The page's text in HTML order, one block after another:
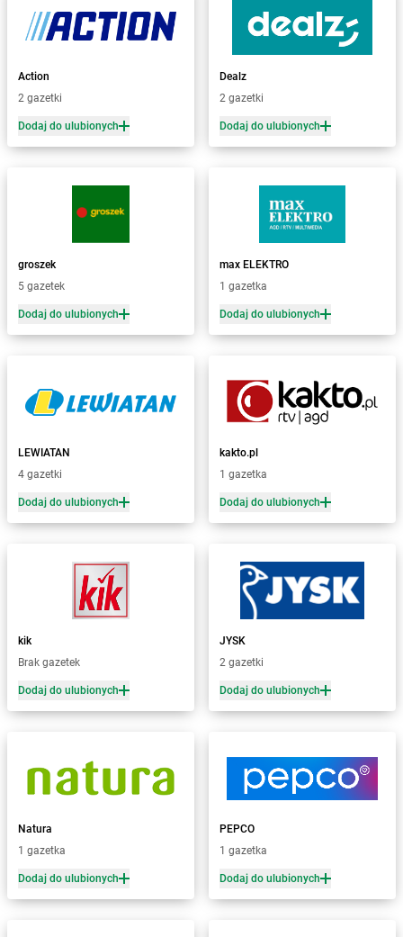
Żabka Baranowo
Żabka Barcin
Żabka
Żabka Barlinek
Żabka Barniewice
Żabka Bartąg
Baruchowo
Barwałd Średni
Żabka Bełchatów
Żabka Bełsznica
Żabka Bestwina
Żabka Bestwinka
Żabka BG1
Żabka Biała
Żabka
Biała Druga
Biała Rawska
Białe Błota
Białka
Białka Tatrzańska
Żabka
Żabka Białogard
Żabka Białogóra
Żabka Białośliwie
Żabka Białystok
Żabka Bibice
Żabka
Żabka Biedrusko
Żabka Bielany Wrocławskie
Żabka Bielawa
Action
2 gazetki
Dodaj do ulubionych
Dealz
2 gazetki
Dodaj do ulubionych
groszek
5 gazetek
Dodaj do ulubionych
max ELEKTRO
1 gazetka
Dodaj do ulubionych
LEWIATAN
4 gazetki
Dodaj do ulubionych
kakto.pl
1 gazetka
Dodaj do ulubionych
kik
Brak gazetek
Dodaj do ulubionych
JYSK
2 gazetki
Dodaj do ulubionych
Natura
1 gazetka
Dodaj do ulubionych
PEPCO
1 gazetka
Dodaj do ulubionych